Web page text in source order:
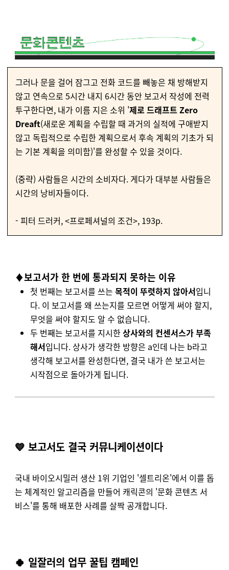
그러나 문을 걸어 잠그고 전화 코드를 빼놓은 채 방해받지
않고 연속으로 5시간 내지 6시간 동안 보고서 작성에 전력
투구한다면, 내가 이름 지은 소위 '제로 드래프트 Zero
Dreaft(새로운 계획을 수립할 때 과거의 실적에 구애받지
않고 독립적으로 수립한 계획으로서 후속 계획의 기초가 되
는 기본 계획을 의미함)'를 완성할 수 있을 것이다.
(중략) 사람들은 시간의 소비자다. 게다가 대부분 사람들은
시간의 낭비자들이다.
- 피터 드러커, <프로페셔널의 조건>, 193p.
♦️보고서가 한 번에 통과되지 못하는 이유
첫 번째는 보고서를 쓰는 목적이 뚜렷하지 않아서입니
다. 이 보고서를 왜 쓰는지를 모르면 어떻게 써야 할지,
무엇을 써야 할지도 알 수 없습니다.
두 번째는 보고서를 지시한상사와의 컨센서스가 부족
해서입니다. 상사가 생각한 방향은 a인데 나는 b라고
생각해 보고서를 완성한다면, 결국 내가 쓴 보고서는
시작점으로 돌아가게 됩니다.
💙 보고서도 결국 커뮤니케이션이다
국내 바이오시밀러 생산 1위 기업인 '셀트리온'에서 이를 돕
는 체계적인 알고리즘을 만들어 캐릭콘의 '문화 콘텐츠 서
비스'를 통해 배포한 사례를 살짝 공개합니다.
🍀 일잘러의 업무 꿀팁 캠페인